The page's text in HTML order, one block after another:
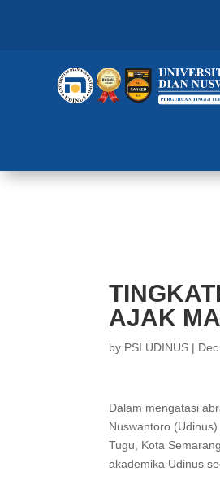
AJAK
by PSI UDINUS |
Dalam mengatasi
Nuswantoro
Tugu, Kota
akademika Udinus